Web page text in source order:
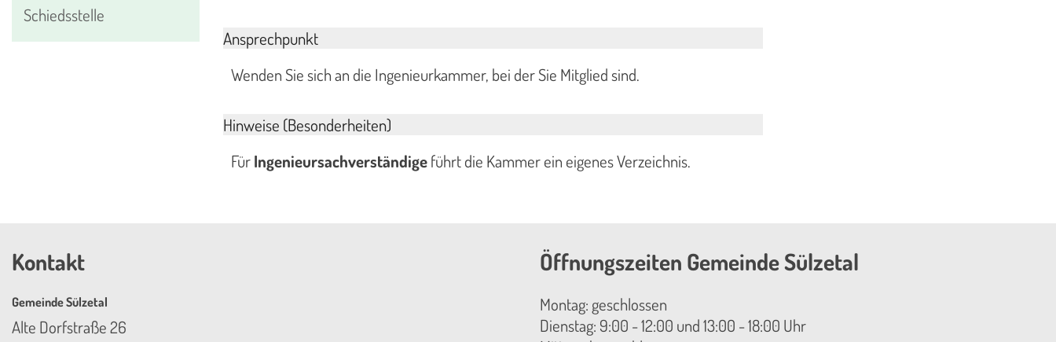
Schiedsstelle
Ansprechpunkt
Wenden Sie sich an die Ingenieurkammer, bei der Sie Mitglied sind.
Hinweise (Besonderheiten)
FürIngenieursachverständigeführt die Kammer ein eigenes Verzeichnis.
Kontakt
Gemeinde Sülzetal
Alte Dorfstraße 26
Öffnungszeiten Gemeinde Sülzetal
Montag: geschlossen
Dienstag: 9:00 - 12:00 und 13:00 - 18:00 Uhr